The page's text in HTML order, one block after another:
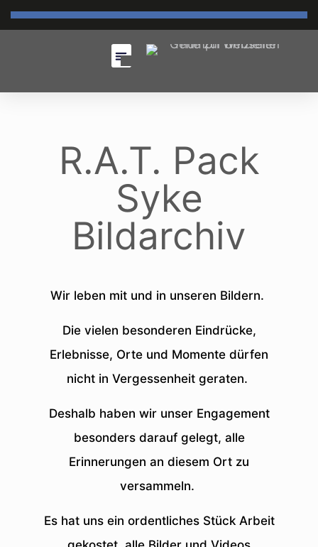
R.A.T. Pack
Syke
Bildarchiv
Wir leben mit und in unseren Bildern.
Die vielen besonderen Eindrücke,
Erlebnisse, Orte und Momente dürfen
nicht in Vergessenheit geraten.
Deshalb haben wir unser Engagement
besonders darauf gelegt, alle
Erinnerungen an diesem Ort zu
versammeln.
Es hat uns ein ordentliches Stück Arbeit